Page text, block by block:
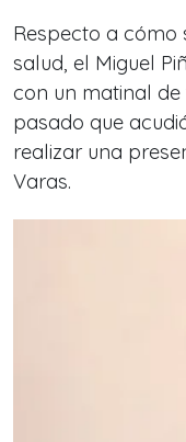
Respecto a cómo
salud, el Miguel
con un matinal
pasado que
realizar una
Varas.